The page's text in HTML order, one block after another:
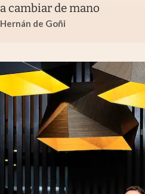
a cambiar de mano
Hernán de Goñi